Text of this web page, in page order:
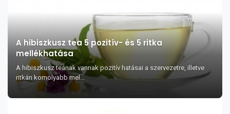
A hibiszkusz tea 5 pozitív- és 5 ritka
mellékhatása
A hibiszkusz teának vannak pozitív hatásai a szervezetre, illetve
ritkán komolyabb mel...